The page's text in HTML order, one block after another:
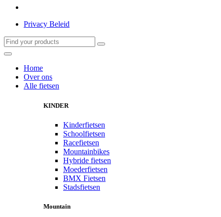
Privacy Beleid
Home
Over ons
Alle fietsen
KINDER
Kinderfietsen
Schoolfietsen
Racefietsen
Mountainbikes
Hybride fietsen
Moederfietsen
BMX Fietsen
Stadsfietsen
Mountain